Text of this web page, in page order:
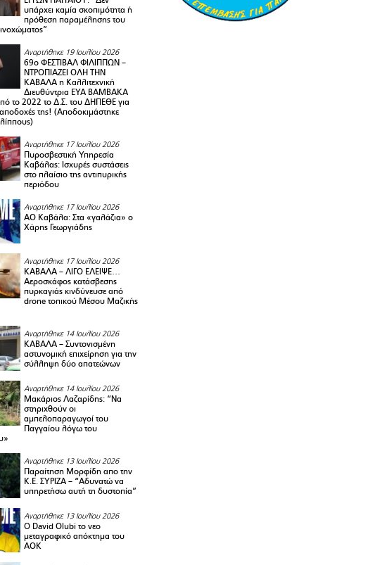
υπάρχει καμία σκοπιμότητα ή
πρόθεση παραμέλησης του
Αναρτήθηκε 19 Ιουλίου 2026
69ο ΦΕΣΤΙΒΑΛ ΦΙΛΙΠΠΩΝ –
ΝΤΡΟΠΙΑΖΕΙ ΟΛΗ ΤΗΝ
ΚΑΒΑΛΑ η Καλλιτεχνική
Διευθύντρια ΕΥΑ ΒΑΜΒΑΚΑ
το 2022 το Δ.Σ. του ΔΗΠΕΘΕ για
αποδοχές της! (Αποδοκιμάστηκε
Αναρτήθηκε 17 Ιουλίου 2026
Πυροσβεστική Υπηρεσία
Καβάλας: Ισχυρές συστάσεις
στο πλαίσιο της αντιπυρικής
περιόδου
Αναρτήθηκε 17 Ιουλίου 2026
ΑΟ Καβάλα: Στα «γαλάζια» ο
Χάρης Γεωργιάδης
Αναρτήθηκε 17 Ιουλίου 2026
ΚΑΒΑΛΑ – ΛΙΓΟ ΕΛΕΙΨΕ…
Αεροσκάφος κατάσβεσης
πυρκαγιάς κινδύνευσε από
drone τοπικού Μέσου Μαζικής
Αναρτήθηκε 14 Ιουλίου 2026
ΚΑΒΑΛΑ – Συντονισμένη
αστυνομική επιχείρηση για την
σύλληψη δύο απατεώνων
Αναρτήθηκε 14 Ιουλίου 2026
Μακάριος Λαζαρίδης: “Να
στηριχθούν οι
αμπελοπαραγωγοί του
Παγγαίου λόγω του
Αναρτήθηκε 13 Ιουλίου 2026
Παραίτηση Μορφίδη απο την
Κ.Ε. ΣΥΡΙΖΑ – “Αδυνατώ να
υπηρετήσω αυτή τη δυστοπία”
Αναρτήθηκε 13 Ιουλίου 2026
Ο David Olubi το νεο
μεταγραφικό απόκτημα του
ΑΟΚ